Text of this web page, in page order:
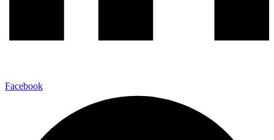
Facebook